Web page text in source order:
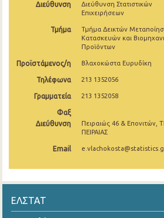
Οκτωβρίου 2024
Σεπτεμβρίου 2024
Αυγούστου 2024
Ιουλίου 2024
Μαΐου 2024
Απριλίου 2024
Μαρτίου 2024
Διεύθυνση
Διεύθυνση Στατιστικών
Επιχειρήσεων
Τμήμα
Τμήμα Δεικτών
Κατασκευών και
Προϊόντων
Προϊστάμενος/η Βλαχοκώστα Ευρυδίκη
Τηλέφωνα 213 1352056
Γραμματεία 213 1352058
Φαξ
Διεύθυνση
Πειραιώς 46 & Επονιτών,
ΠΕΙΡΑΙΑΣ
Email
ΕΛΣΤΑΤ